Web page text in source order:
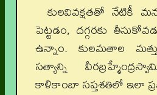
కులవివక్షతతో నేటికీ
పెట్టడం, దగ్గరకు
ఉన్నాం. కులమతాల
సత్యాన్ని
కాళికాంబా సప్తశతిలో ఇలా